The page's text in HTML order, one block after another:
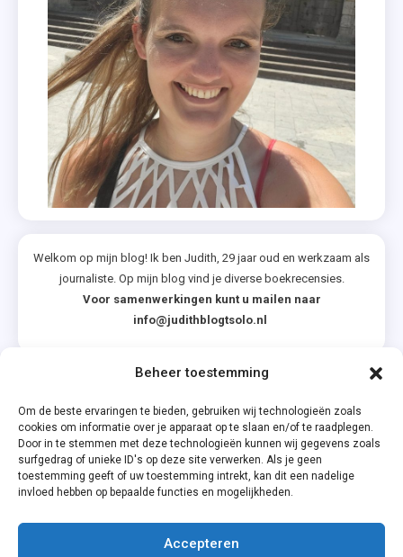
Beheer toestemming
Om de beste ervaringen te bieden, gebruiken wij technologieën zoals
cookies om informatie over je apparaat op te slaan en/of te raadplegen.
Door in te stemmen met deze technologieën kunnen wij gegevens zoals
surfgedrag of unieke ID's op deze site verwerken. Als je geen
toestemming geeft of uw toestemming intrekt, kan dit een nadelige
invloed hebben op bepaalde functies en mogelijkheden.
Accepteren
&
Keuning
Welkom op mijn blog! Ik ben Judith, 29 jaar oud en werkzaam als
journaliste. Op mijn blog vind je diverse boekrecensies.
Voor samenwerkingen kunt u mailen naar
info@judithblogtsolo.nl